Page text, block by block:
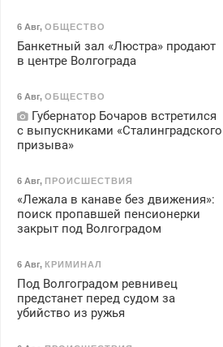
6 Авг, ОБЩЕСТВО
Банкетный зал «Люстра» продают
в центре Волгограда
6 Авг, ОБЩЕСТВО
Губернатор Бочаров встретился
с выпускниками «Сталинградского
призыва»
6 Авг, ПРОИСШЕСТВИЯ
«Лежала в канаве без движения»:
поиск пропавшей пенсионерки
закрыт под Волгоградом
6 Авг, КРИМИНАЛ
Под Волгоградом ревнивец
предстанет перед судом за
убийство из ружья